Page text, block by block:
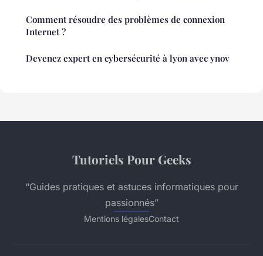
Comment résoudre des problèmes de connexion
Internet ?
Devenez expert en cybersécurité à lyon avec ynov
Tutoriels Pour Geeks
“Guides pratiques et astuces informatiques pour
passionnés”
Mentions légalesContact